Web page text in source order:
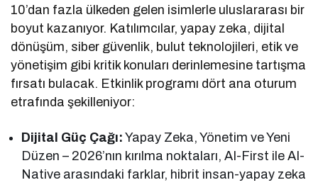
10’dan fazla ülkeden gelen isimlerle uluslararası bir
boyut kazanıyor. Katılımcılar, yapay zeka, dijital
dönüşüm, siber güvenlik, bulut teknolojileri, etik ve
yönetişim gibi kritik konuları derinlemesine tartışma
fırsatı bulacak. Etkinlik programı dört ana oturum
etrafında şekilleniyor:
Dijital Güç Çağı: Yapay Zeka, Yönetim ve Yeni
Düzen – 2026’nın kırılma noktaları, AI-First ile AI-
Native arasındaki farklar, hibrit insan-yapay zeka